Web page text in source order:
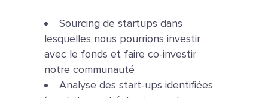
Sourcing de startups dans
lesquelles nous pourrions investir
avec le fonds et faire co-investir
notre communauté
Analyse des start-ups identifiées